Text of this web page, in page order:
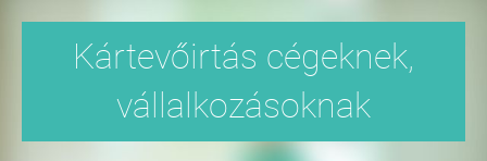
Kártevőirtás cégeknek,
vállalkozásoknak